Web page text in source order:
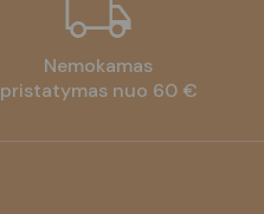
Nemokamas
pristatymas nuo 60 €